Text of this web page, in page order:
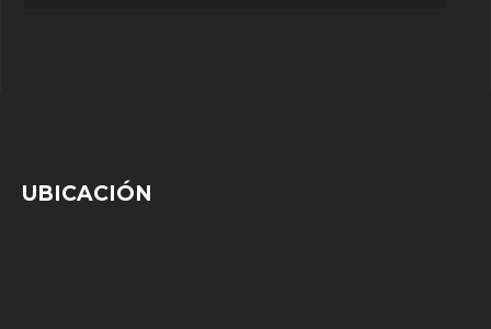
UBICACIÓN